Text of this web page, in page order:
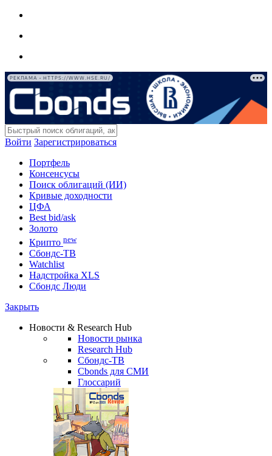
РЕКЛАМА • HTTPS://WWW.HSE.RU/
Войти Зарегистрироваться
Портфель
Консенсусы
Поиск облигаций (ИИ)
Кривые доходности
ЦФА
Best bid/ask
Золото
Крипто new
Сбондс-ТВ
Watchlist
Надстройка XLS
Сбондс Люди
Закрыть
Новости & Research Hub
Новости рынка
Research Hub
Сбондс-ТВ
Cbonds для СМИ
Глоссарий